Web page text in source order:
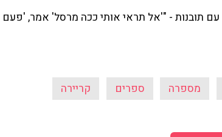
תובנות - "'אל תראי אותי ככה מרסל' אמר,
מספרה ספרים קריירה